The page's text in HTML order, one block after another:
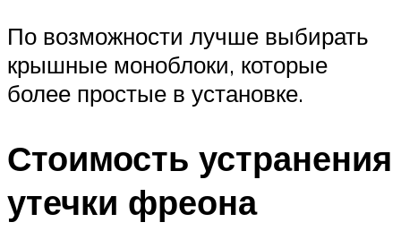
По возможности лучше выбирать
крышные моноблоки, которые
более простые в установке.
Стоимость устранения
утечки фреона